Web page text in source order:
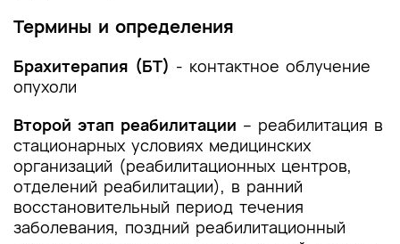
Термины и определения
Брахитерапия (БТ) - контактное облучение
опухоли
Второй этап реабилитации – реабилитация в
стационарных условиях медицинских
организаций (реабилитационных центров,
отделений реабилитации), в ранний
восстановительный период течения
заболевания, поздний реабилитационный